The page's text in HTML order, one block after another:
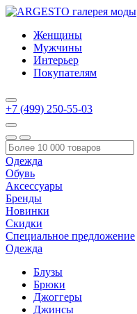
Женщины
Мужчины
Интерьер
Покупателям
+7 (499) 250-55-03
Одежда
Обувь
Аксессуары
Бренды
Новинки
Скидки
Специальное предложение
Одежда
Блузы
Брюки
Джоггеры
Джинсы